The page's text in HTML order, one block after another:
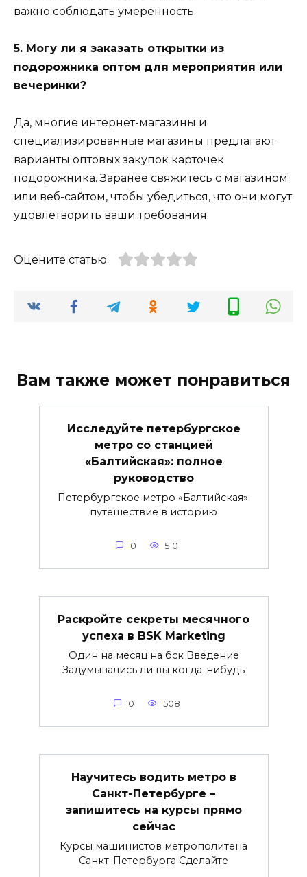
важно соблюдать умеренность.
5. Могу ли я заказать открытки из
подорожника оптом для мероприятия или
вечеринки?
Да, многие интернет-магазины и
специализированные магазины предлагают
варианты оптовых закупок карточек
подорожника. Заранее свяжитесь с магазином
или веб-сайтом, чтобы убедиться, что они могут
удовлетворить ваши требования.
Оцените статью
Вам также может понравиться
Исследуйте петербургское
метро со станцией
«Балтийская»: полное
руководство
Петербургское метро «Балтийская»:
путешествие в историю
0 510
Раскройте секреты месячного
успеха в BSK Marketing
Один на месяц на бск Введение
Задумывались ли вы когда-нибудь
0 508
Научитесь водить метро в
Санкт-Петербурге –
запишитесь на курсы прямо
сейчас
Курсы машинистов метрополитена
Санкт-Петербурга Сделайте